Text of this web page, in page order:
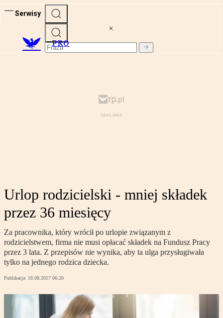
Serwisy
PRO
Urlop rodzicielski - mniej składek
przez 36 miesięcy
Za pracownika, który wrócił po urlopie związanym z
rodzicielstwem, firma nie musi opłacać składek na Fundusz Pracy
przez 3 lata. Z przepisów nie wynika, aby ta ulga przysługiwała
tylko na jednego rodzica dziecka.
Publikacja: 10.08.2017 06:20